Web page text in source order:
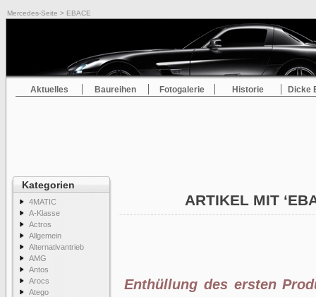
Mercedes-Seite > EBACE
Aktuelles Baureihen Fotogalerie Historie Dicke
Kategorien
4MATIC
A-Klasse
Actros
Allgemein
Alternativantrieb
AMG
Antos
Arocs
Atego
ARTIKEL MIT
Enthüllung des ersten